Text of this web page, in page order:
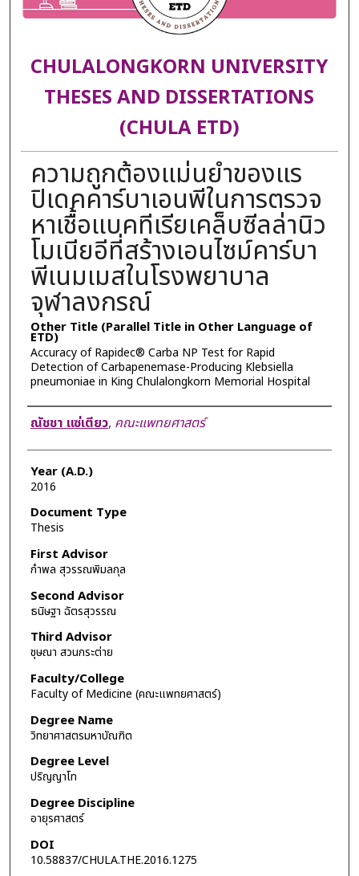
CHULALONGKORN UNIVERSITY
THESES AND DISSERTATIONS
(CHULA ETD)
ความถูกต้องแม่นยำของแร
ปิเดคคาร์บาเอนพีในการตรวจ
หาเชื้อแบคทีเรียเคล็บซีลล่านิว
โมเนียอีที่สร้างเอนไซม์คาร์บา
พีเนมเมสในโรงพยาบาล
จุฬาลงกรณ์
Other Title (Parallel Title in Other Language of
ETD)
Accuracy of Rapidec® Carba NP Test for Rapid
Detection of Carbapenemase-Producing Klebsiella
pneumoniae in King Chulalongkorn Memorial Hospital
Author
ณัชชา แซ่เตียว, คณะแพทยศาสตร์
Year (A.D.)
2016
Document Type
Thesis
First Advisor
กำพล สุวรรณพิมลกุล
Second Advisor
ธนิษฐา ฉัตรสุวรรณ
Third Advisor
ชุษณา สวนกระต่าย
Faculty/College
Faculty of Medicine (คณะแพทยศาสตร์)
Degree Name
วิทยาศาสตรมหาบัณฑิต
Degree Level
ปริญญาโท
Degree Discipline
อายุรศาสตร์
DOI
10.58837/CHULA.THE.2016.1275